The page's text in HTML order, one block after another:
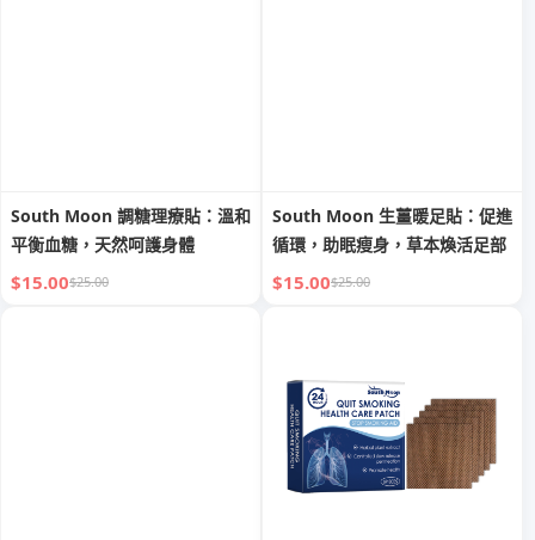
South Moon 調糖理療貼：溫和
平衡血糖，天然呵護身體
$15.00$25.00
South Moon 生薑暖足貼：促進
循環，助眠瘦身，草本煥活足部
$15.00$25.00